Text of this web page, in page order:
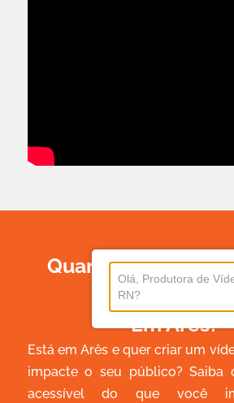
Quanto Custa
Em Arês?
Está em Arês e quer criar um
impacte o seu público? Saiba
acessível do que você